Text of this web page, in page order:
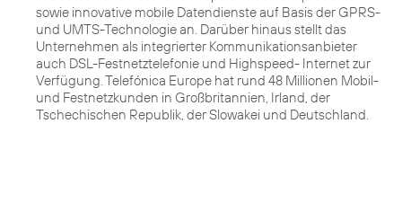
sowie innovative mobile Datendienste auf Basis der GPRS-
und UMTS-Technologie an. Darüber hinaus stellt das
Unternehmen als integrierter Kommunikationsanbieter
auch DSL-Festnetztelefonie und Highspeed- Internet zur
Verfügung. Telefónica Europe hat rund 48 Millionen Mobil-
und Festnetzkunden in Großbritannien, Irland, der
Tschechischen Republik, der Slowakei und Deutschland.